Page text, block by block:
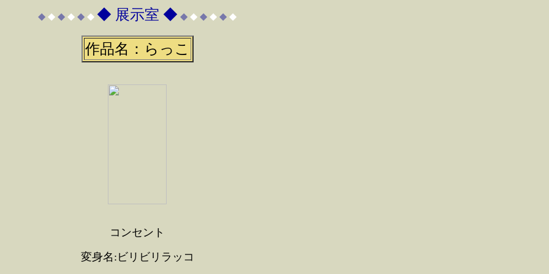
◆ ◆ ◆ ◆ ◆ ◆ ◆ 展示室 ◆ ◆ ◆ ◆ ◆ ◆ ◆
作品名：らっこ
コンセント
変身名:ビリビリラッコ